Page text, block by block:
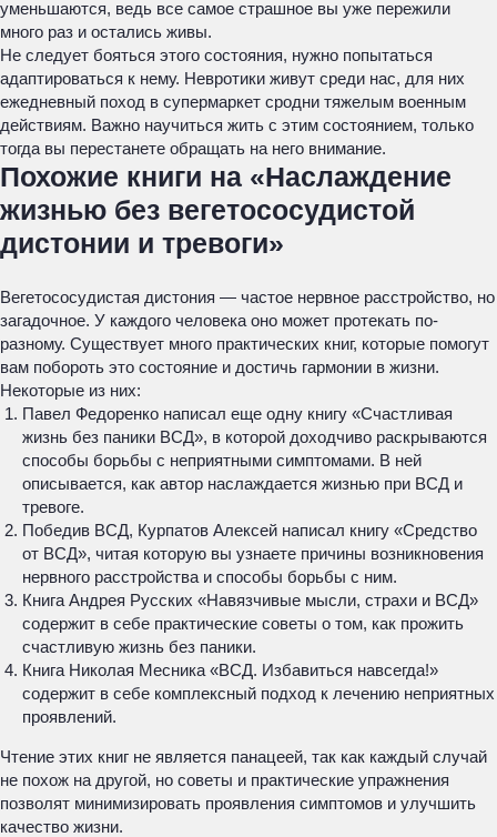
уменьшаются, ведь все самое страшное вы уже пережили
много раз и остались живы.
Не следует бояться этого состояния, нужно попытаться
адаптироваться к нему. Невротики живут среди нас, для них
ежедневный поход в супермаркет сродни тяжелым военным
действиям. Важно научиться жить с этим состоянием, только
тогда вы перестанете обращать на него внимание.
Похожие книги на «Наслаждение
жизнью без вегетососудистой
дистонии и тревоги»
Вегетососудистая дистония — частое нервное расстройство, но
загадочное. У каждого человека оно может протекать по-
разному. Существует много практических книг, которые помогут
вам побороть это состояние и достичь гармонии в жизни.
Некоторые из них:
Павел Федоренко написал еще одну книгу «Счастливая
жизнь без паники ВСД», в которой доходчиво раскрываются
способы борьбы с неприятными симптомами. В ней
описывается, как автор наслаждается жизнью при ВСД и
тревоге.
Победив ВСД, Курпатов Алексей написал книгу «Средство
от ВСД», читая которую вы узнаете причины возникновения
нервного расстройства и способы борьбы с ним.
Книга Андрея Русских «Навязчивые мысли, страхи и ВСД»
содержит в себе практические советы о том, как прожить
счастливую жизнь без паники.
Книга Николая Месника «ВСД. Избавиться навсегда!»
содержит в себе комплексный подход к лечению неприятных
проявлений.
Чтение этих книг не является панацеей, так как каждый случай
не похож на другой, но советы и практические упражнения
позволят минимизировать проявления симптомов и улучшить
качество жизни.